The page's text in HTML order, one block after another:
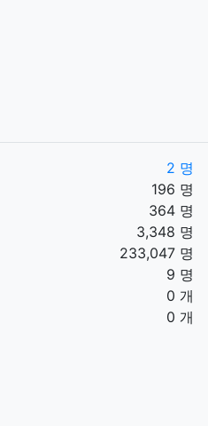
2 명
196 명
364 명
3,348 명
233,047 명
9 명
0 개
0 개